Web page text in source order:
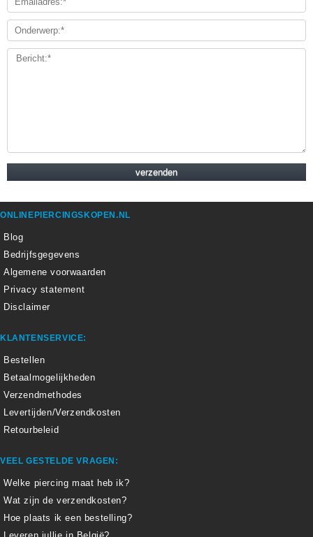
ONLINEPIERCINGSKOPEN.NL
Blog
Bedrijfsgegevens
Algemene voorwaarden
Privacy statement
Disclaimer
KLANTENSERVICE:
Bestellen
Betaalmogelijkheden
Verzendmethodes
Levertijden/Verzendkosten
Retourbeleid
VEEL GESTELDE VRAGEN:
Welke piercing maat heb ik?
Wat zijn de verzendkosten?
Hoe plaats ik een bestelling?